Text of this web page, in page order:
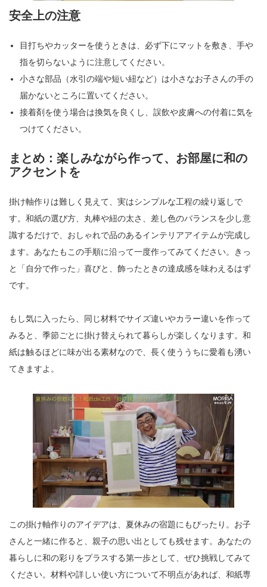
安全上の注意
目打ちやカッターを使うときは、必ず下にマットを敷き、手や
指を切らないように注意してください。
小さな部品（水引の端や短い紐など）は小さなお子さんの手の
届かないところに置いてください。
接着剤を使う場合は換気を良くし、誤飲や皮膚への付着に気を
つけてください。
まとめ：楽しみながら作って、お部屋に和の
アクセントを
掛け軸作りは難しく見えて、実はシンプルな工程の繰り返しで
す。和紙の選び方、丸棒や紐の太さ、差し色のバランスを少し意
識するだけで、おしゃれで品のあるインテリアアイテムが完成し
ます。あなたもこの手順に沿って一度作ってみてください。きっ
と「自分で作った」喜びと、飾ったときの達成感を味わえるはず
です。
もし気に入ったら、同じ材料でサイズ違いやカラー違いを作って
みると、季節ごとに掛け替えられて暮らしが楽しくなります。和
紙は触るほどに味が出る素材なので、長く使ううちに愛着も湧い
てきますよ。
この掛け軸作りのアイデアは、夏休みの宿題にもぴったり。お子
さんと一緒に作ると、親子の思い出としても残せます。あなたの
暮らしに和の彩りをプラスする第一歩として、ぜひ挑戦してみて
ください。材料や詳しい使い方について不明点があれば、和紙専